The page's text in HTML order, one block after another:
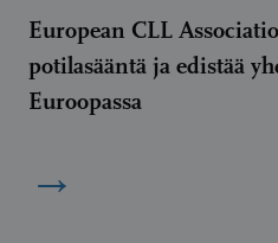
European CLL
potilasääntä ja edistää
Euroopassa
→